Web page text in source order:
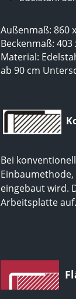
Außenmaß: 860
Beckenmaß: 403
Material:
ab 90 cm
Bei
eingebaut wird.
Arbeitsplatte auf.